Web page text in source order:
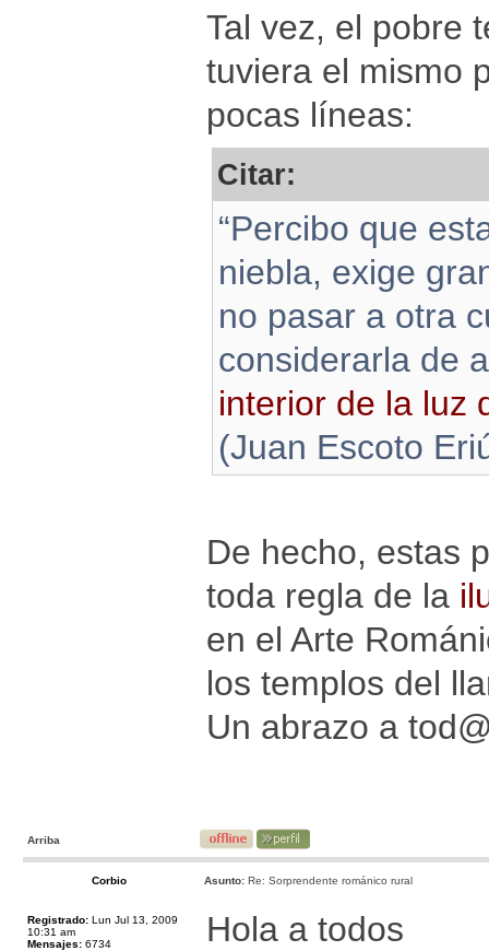
Tal vez, el pobre
tuviera el mismo
pocas líneas:
Citar:
“Percibo que
niebla, exige
no pasar a otra
considerarla de
interior de la luz
(Juan Escoto
De hecho, estas
toda regla de la
en el Arte
los templos del
Un abrazo a
Arriba
Corbio Asunto: Re: Sorprendente románico rural
Registrado: Lun Jul 13, 2009
10:31 am
Mensajes: 6734 Hola a todos